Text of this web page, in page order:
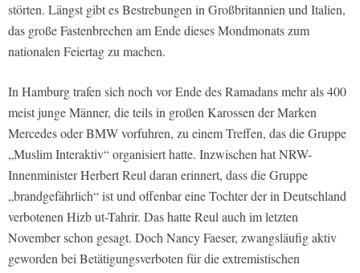
störten. Längst gibt es Bestrebungen in Großbritannien und Italien,
das große Fastenbrechen am Ende dieses Mondmonats zum
nationalen Feiertag zu machen.
In Hamburg trafen sich noch vor Ende des Ramadans mehr als 400
meist junge Männer, die teils in großen Karossen der Marken
Mercedes oder BMW vorfuhren, zu einem Treffen, das die Gruppe
„Muslim Interaktiv“ organisiert hatte. Inzwischen hat NRW-
Innenminister Herbert Reul daran erinnert, dass die Gruppe
„brandgefährlich“ ist und offenbar eine Tochter der in Deutschland
verbotenen Hizb ut-Tahrir. Das hatte Reul auch im letzten
November schon gesagt. Doch Nancy Faeser, zwangsläufig aktiv
geworden bei Betätigungsverboten für die extremistischen